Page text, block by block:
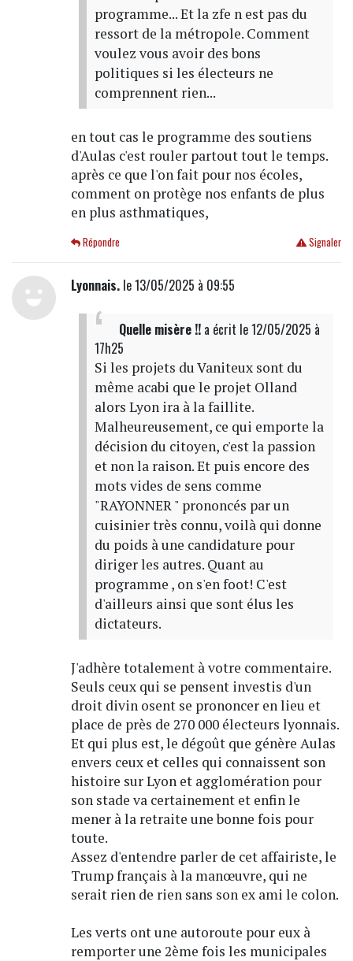
programme... Et la zfe n est pas du
ressort de la métropole. Comment
voulez vous avoir des bons
politiques si les électeurs ne
comprennent rien...
en tout cas le programme des soutiens
d'Aulas c'est rouler partout tout le temps.
après ce que l'on fait pour nos écoles,
comment on protège nos enfants de plus
en plus asthmatiques,
Signaler
Répondre
Lyonnais.le 13/05/2025 à 09:55
Quelle misère !!a écrit le 12/05/2025 à
17h25
Si les projets du Vaniteux sont du
même acabi que le projet Olland
alors Lyon ira à la faillite.
Malheureusement, ce qui emporte la
décision du citoyen, c'est la passion
et non la raison. Et puis encore des
mots vides de sens comme
"RAYONNER " prononcés par un
cuisinier très connu, voilà qui donne
du poids à une candidature pour
diriger les autres. Quant au
programme , on s'en foot! C'est
d'ailleurs ainsi que sont élus les
dictateurs.
J'adhère totalement à votre commentaire.
Seuls ceux qui se pensent investis d'un
droit divin osent se prononcer en lieu et
place de près de 270 000 électeurs lyonnais.
Et qui plus est, le dégoût que génère Aulas
envers ceux et celles qui connaissent son
histoire sur Lyon et agglomération pour
son stade va certainement et enfin le
mener à la retraite une bonne fois pour
toute.
Assez d'entendre parler de cet affairiste, le
Trump français à la manœuvre, qui ne
serait rien de rien sans son ex ami le colon.
Les verts ont une autoroute pour eux à
remporter une 2ème fois les municipales